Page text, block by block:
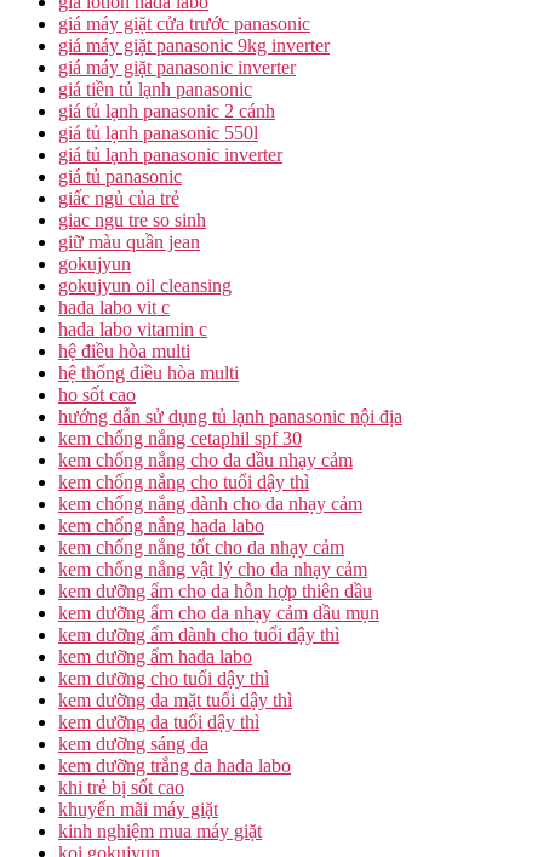
giá máy giặt cửa trước panasonic
giá máy giặt panasonic 9kg inverter
giá máy giặt panasonic inverter
giá tiền tủ lạnh panasonic
giá tủ lạnh panasonic 2 cánh
giá tủ lạnh panasonic 550l
giá tủ lạnh panasonic inverter
giá tủ panasonic
giấc ngủ của trẻ
giac ngu tre so sinh
giữ màu quần jean
gokujyun
gokujyun oil cleansing
hada labo vit c
hada labo vitamin c
hệ điều hòa multi
hệ thống điều hòa multi
ho sốt cao
hướng dẫn sử dụng tủ lạnh panasonic nội địa
kem chống nắng cetaphil spf 30
kem chống nắng cho da dầu nhạy cảm
kem chống nắng cho tuổi dậy thì
kem chống nắng dành cho da nhạy cảm
kem chống nắng hada labo
kem chống nắng tốt cho da nhạy cảm
kem chống nắng vật lý cho da nhạy cảm
kem dưỡng ẩm cho da hỗn hợp thiên dầu
kem dưỡng ẩm cho da nhạy cảm dầu mụn
kem dưỡng ẩm dành cho tuổi dậy thì
kem dưỡng ẩm hada labo
kem dưỡng cho tuổi dậy thì
kem dưỡng da mặt tuổi dậy thì
kem dưỡng da tuổi dậy thì
kem dưỡng sáng da
kem dưỡng trắng da hada labo
khi trẻ bị sốt cao
khuyến mãi máy giặt
kinh nghiệm mua máy giặt
koi gokujyun